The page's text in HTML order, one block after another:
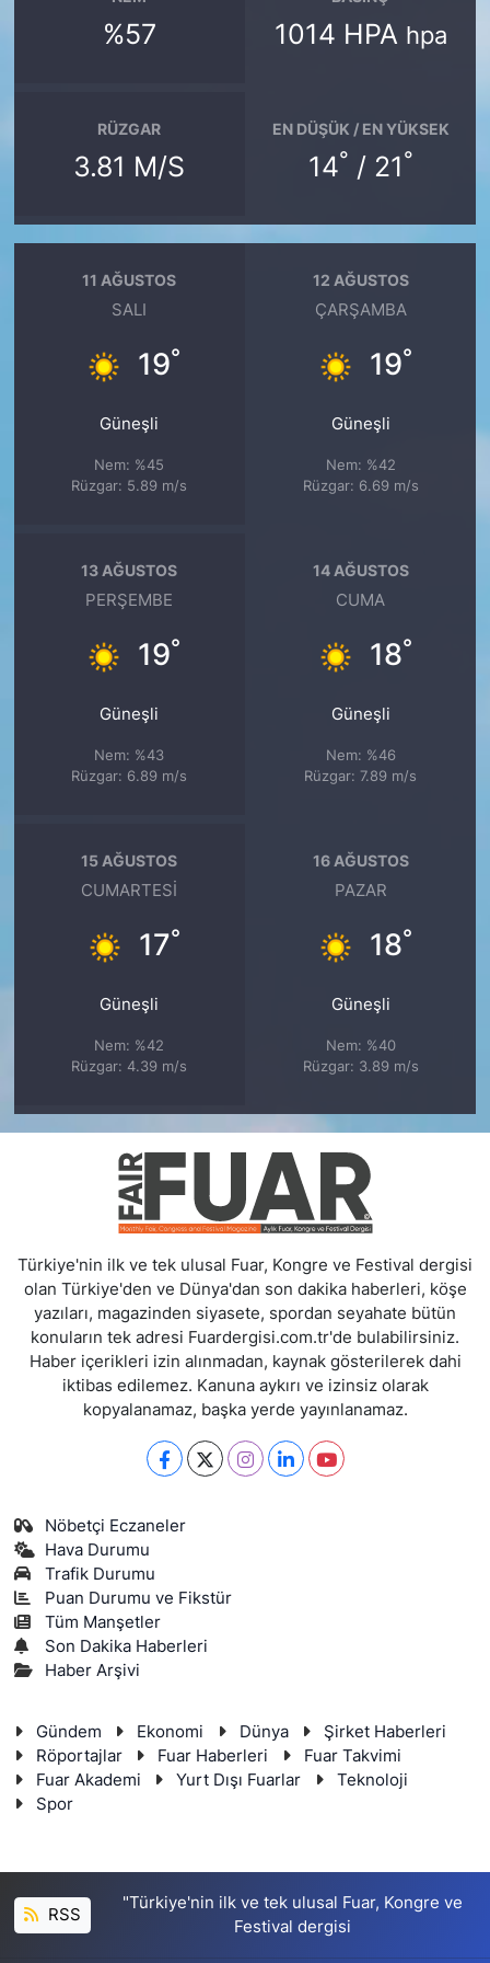
%57 1014 HPA hpa
RÜZGAR
3.81 M/S
EN DÜŞÜK / EN YÜKSEK
14° / 21°
11 AĞUSTOS
SALI
19°
Güneşli
Nem: %45
Rüzgar: 5.89 m/s
12 AĞUSTOS
ÇARŞAMBA
19°
Güneşli
Nem: %42
Rüzgar: 6.69 m/s
13 AĞUSTOS
PERŞEMBE
19°
Güneşli
Nem: %43
Rüzgar: 6.89 m/s
14 AĞUSTOS
CUMA
18°
Güneşli
Nem: %46
Rüzgar: 7.89 m/s
15 AĞUSTOS
CUMARTESI
17°
Güneşli
Nem: %42
Rüzgar: 4.39 m/s
16 AĞUSTOS
PAZAR
18°
Güneşli
Nem: %40
Rüzgar: 3.89 m/s
Türkiye'nin ilk ve tek ulusal Fuar, Kongre ve Festival dergisi
olan Türkiye'den ve Dünya'dan son dakika haberleri, köşe
yazıları, magazinden siyasete, spordan seyahate bütün
konuların tek adresi Fuardergisi.com.tr'de bulabilirsiniz.
Haber içerikleri izin alınmadan, kaynak gösterilerek dahi
iktibas edilemez. Kanuna aykırı ve izinsiz olarak
kopyalanamaz, başka yerde yayınlanamaz.
Nöbetçi Eczaneler
Hava Durumu
Trafik Durumu
Puan Durumu ve Fikstür
Tüm Manşetler
Son Dakika Haberleri
Haber Arşivi
Gündem Ekonomi Dünya
Şirket Haberleri
Röportajlar
Fuar Haberleri
Fuar Takvimi
Fuar Akademi
Yurt Dışı Fuarlar
Teknoloji
Spor
RSS
"Türkiye'nin ilk ve tek ulusal Fuar, Kongre ve
Festival dergisi